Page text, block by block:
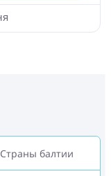
Страны балтии